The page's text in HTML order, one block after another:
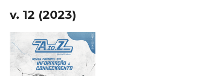
v. 12 (2023)